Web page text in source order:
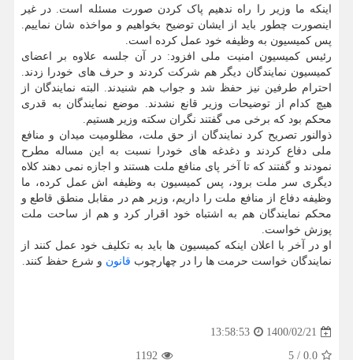
اینکه ما وزیر را راه ندهیم پاک کردن صورت مسئله است. در غیر
اینصورت چطور باید از ایشان توضیح بخواهیم و مواخذه شان نماییم.
پس کمیسیون به وظیفه خود عمل کرده است.
رئیس کمیسیون امنیت ملی افزود: در آن جلسه علاوه بر اعضای
کمیسیون نمایندگان دیگر هم شرکت کردند و حرف های خودرا زدند.
احترام طرفین نیز حفظ شد و جواب هم شنیدند. البته نمایندگان از
هیچ کدام از توضیحات وزیر قانع نشدند. موضع نمایندگان به قدری
محکم بود که برخی می گفتند نگران سکته وزیر هستیم.
ذوالنور تصریح کرد نمایندگان از حق ملت، مظلومیت میدان و منافع
ملی دفاع کردند و دغدغه های خودرا نسبت به این مساله مطرح
نمودند و گفتند که تا آخر پای منافع ملت هستند و اجازه نمی دهند کلاه
دیگری سر ملت برود، پس کمیسیون به وظیفه اش عمل کرده، ما
وظیفه دفاع از منافع ملت را داریم، وزیر هم در مقابل منطق قاطع و
محکم نمایندگان هم به اشتباه خود اقرار کرد و هم از ساحت ملت
پوزش خواست.
او در آخر با اعلان اینکه کمیسیون ها باید به تکلیف خود عمل کنند از
نمایندگان خواست حرمت ها را در چهارچوب قانون و شرع حفظ کنند.
1400/02/21
13:58:53
0.0
/
5
1192